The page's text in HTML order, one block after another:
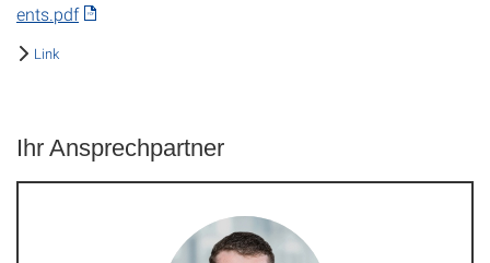
ents.pdf
Link
Ihr Ansprechpartner